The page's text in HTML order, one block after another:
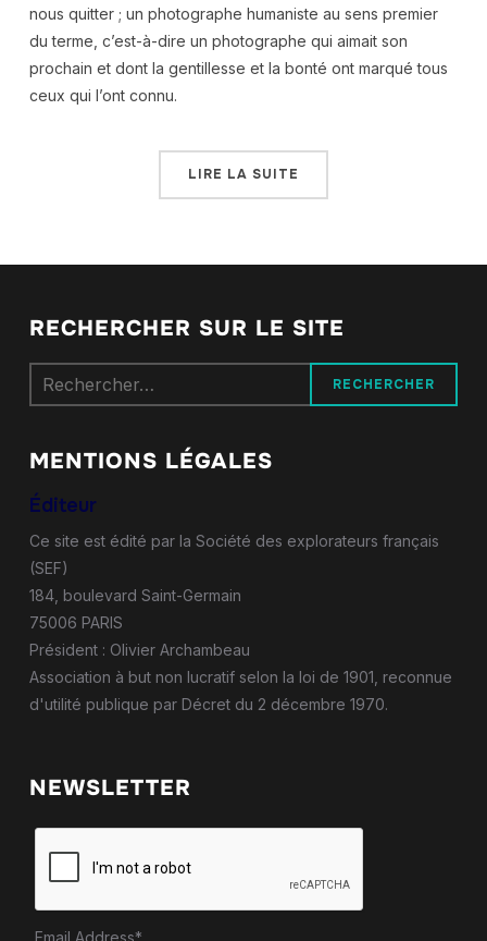
nous quitter ; un photographe humaniste au sens premier
du terme, c’est-à-dire un photographe qui aimait son
prochain et dont la gentillesse et la bonté ont marqué tous
ceux qui l’ont connu.
LIRE LA SUITE
RECHERCHER SUR LE SITE
Rechercher :
MENTIONS LÉGALES
Éditeur
Ce site est édité par la Société des explorateurs français
(SEF)
184, boulevard Saint-Germain
75006 PARIS
Président : Olivier Archambeau
Association à but non lucratif selon la loi de 1901, reconnue
d'utilité publique par Décret du 2 décembre 1970.
NEWSLETTER